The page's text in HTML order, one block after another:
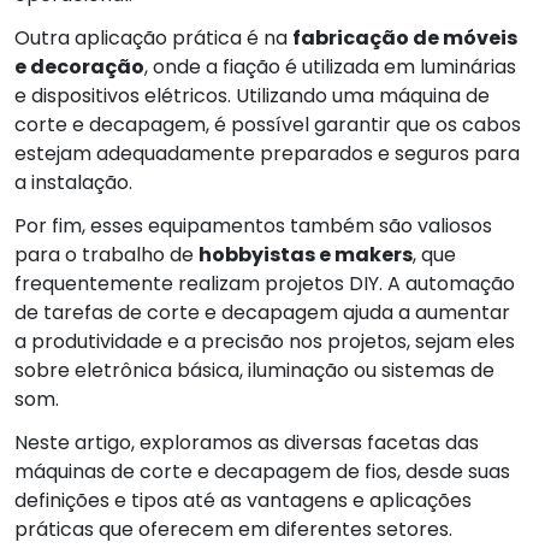
Outra aplicação prática é na fabricação de móveis
e decoração, onde a fiação é utilizada em luminárias
e dispositivos elétricos. Utilizando uma máquina de
corte e decapagem, é possível garantir que os cabos
estejam adequadamente preparados e seguros para
a instalação.
Por fim, esses equipamentos também são valiosos
para o trabalho de hobbyistas e makers, que
frequentemente realizam projetos DIY. A automação
de tarefas de corte e decapagem ajuda a aumentar
a produtividade e a precisão nos projetos, sejam eles
sobre eletrônica básica, iluminação ou sistemas de
som.
Neste artigo, exploramos as diversas facetas das
máquinas de corte e decapagem de fios, desde suas
definições e tipos até as vantagens e aplicações
práticas que oferecem em diferentes setores.